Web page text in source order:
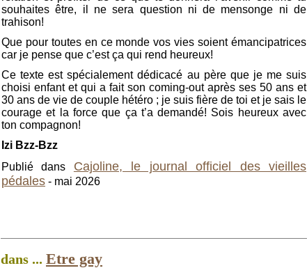
souhaites être, il ne sera question ni de mensonge ni de
trahison!
Que pour toutes en ce monde vos vies soient émancipatrices
car je pense que c’est ça qui rend heureux!
Ce texte est spécialement dédicacé au père que je me suis
choisi enfant et qui a fait son coming-out après ses 50 ans et
30 ans de vie de couple hétéro ; je suis fière de toi et je sais le
courage et la force que ça t’a demandé! Sois heureux avec
ton compagnon!
Izi Bzz-Bzz
Publié dans Cajoline, le journal officiel des vieilles
pédales - mai 2026
dans ... Etre gay